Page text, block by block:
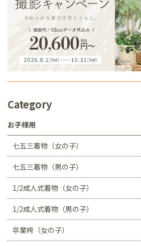
Category
お子様用
七五三着物（女の子）
七五三着物（男の子）
1/2成人式着物（女の子）
1/2成人式着物（男の子）
卒業袴（女の子）